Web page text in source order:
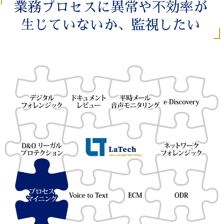
業務プロセスに異常や不効率が
生じていないか、監視したい